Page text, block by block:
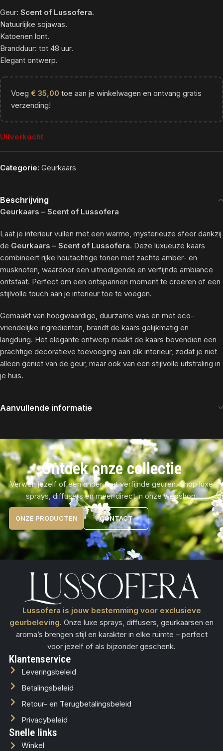
Geur: Scent of Lussofera.
Natuurlijke sojawas.
Katoenen lont.
Brandduur: tot 48 uur.
Elegant ontwerp.
Voeg € 35,00 toe aan je winkelwagen en ontvang gratis
verzending!
Uitverkocht
Categorie: Geurkaars
Beschrijving
Geurkaars – Scent of Lussofera
Laat je interieur vullen met een warme, mysterieuze sfeer dankzij
de Geurkaars – Scent of Lussofera. Deze luxueuze kaars
combineert rijke houtachtige tonen met zachte amber- en
musknoten, waardoor een uitnodigende en verfijnde ambiance
ontstaat. Perfect om een ontspannen moment te creëren of een
stijlvolle touch aan je interieur toe te voegen.
Gemaakt van hoogwaardige, duurzame was en met eco-
vriendelijke ingrediënten, brandt de kaars gelijkmatig en
langdurig. Het elegante ontwerp maakt de kaars bovendien een
prachtige decoratieve toevoeging aan elk interieur, zodat je niet
alleen geniet van de geur, maar ook van een stijlvolle uitstraling in
je huis.
Aanvullende informatie
Ontdek onze collectie
Verwen jezelf of een ander met verfijnde geuren. Shop luxe
sprays, diffusers en meer direct in onze webshop.
ONZE PRODUCTEN CONTACT
Lussofera is jouw bestemming voor exclusieve
geurbeleving. Onze luxe sprays, diffusers, geurkaarsen en
aroma’s brengen stijl en karakter in elke ruimte – perfect
voor jezelf of als bijzonder geschenk.
Klantenservice
Leveringsbeleid
Betalingsbeleid
Retour- en Terugbetalingsbeleid
Privacybeleid
Snelle links
Winkel